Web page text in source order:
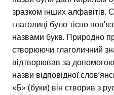
зразком інших алфавітів.
глаголиці було тісно
назвами букв. Природно
створюючи глаголичний
відтворював за
назви відповідної
«Б» (буки) він створив з